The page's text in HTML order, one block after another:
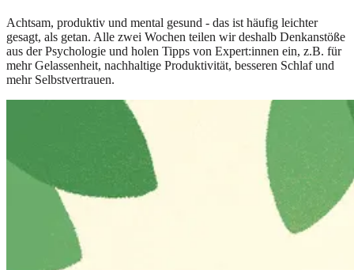
Achtsam, produktiv und mental gesund - das ist häufig leichter
gesagt, als getan. Alle zwei Wochen teilen wir deshalb Denkanstöße
aus der Psychologie und holen Tipps von Expert:innen ein, z.B. für
mehr Gelassenheit, nachhaltige Produktivität, besseren Schlaf und
mehr Selbstvertrauen.